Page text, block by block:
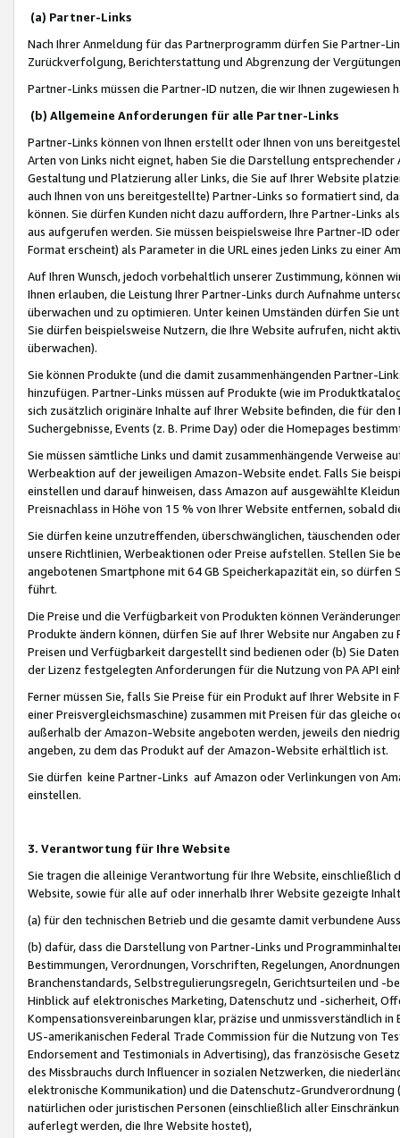
(a) Partner-Links
Nach Ihrer Anmeldung für das Partnerprogramm dürfen Sie Partner-
Zurückverfolgung, Berichterstattung und Abgrenzung der
Partner-Links müssen die Partner-ID nutzen, die wir Ihnen zugewiesen
(b) Allgemeine Anforderungen für alle Partner-Links
Partner-Links können von Ihnen erstellt oder Ihnen von uns
Arten von Links nicht eignet, haben Sie die Darstellung
Gestaltung und Platzierung aller Links, die Sie auf Ihrer Website
auch Ihnen von uns bereitgestellte) Partner-Links so formatiert sind,
können. Sie dürfen Kunden nicht dazu auffordern, Ihre Partner-Links
aus aufgerufen werden. Sie müssen beispielsweise Ihre Partner-ID
Format erscheint) als Parameter in die URL eines jeden Links zu einer
Auf Ihren Wunsch, jedoch vorbehaltlich unserer Zustimmung, können
Ihnen erlauben, die Leistung Ihrer Partner-Links durch Aufnahme
überwachen und zu optimieren. Unter keinen Umständen dürfen Sie
Sie dürfen beispielsweise Nutzern, die Ihre Website aufrufen, nicht
überwachen).
Sie können Produkte (und die damit zusammenhängenden Partner-
hinzufügen. Partner-Links müssen auf Produkte (wie im
sich zusätzlich originäre Inhalte auf Ihrer Website befinden, die für
Suchergebnisse, Events (z. B. Prime Day) oder die Homepages
Sie müssen sämtliche Links und damit zusammenhängende
Werbeaktion auf der jeweiligen Amazon-Website endet. Falls Sie
einstellen und darauf hinweisen, dass Amazon auf ausgewählte
Preisnachlass in Höhe von 15 % von Ihrer Website entfernen, sobald
Sie dürfen keine unzutreffenden, überschwänglichen, täuschenden
unsere Richtlinien, Werbeaktionen oder Preise aufstellen. Stellen Sie
angebotenen Smartphone mit 64 GB Speicherkapazität ein, so dürfen
führt.
Die Preise und die Verfügbarkeit von Produkten können
Produkte ändern können, dürfen Sie auf Ihrer Website nur Angaben
Preisen und Verfügbarkeit dargestellt sind bedienen oder (b) Sie
der Lizenz festgelegten Anforderungen für die Nutzung von PA API
Ferner müssen Sie, falls Sie Preise für ein Produkt auf Ihrer Website
einer Preisvergleichsmaschine) zusammen mit Preisen für das
außerhalb der Amazon-Website angeboten werden, jeweils den
angeben, zu dem das Produkt auf der Amazon-Website erhältlich ist.
Sie dürfen keine Partner-Links auf Amazon oder Verlinkungen von
einstellen.
3. Verantwortung für Ihre Website
Sie tragen die alleinige Verantwortung für Ihre Website,
Website, sowie für alle auf oder innerhalb Ihrer Website gezeigte
(a) für den technischen Betrieb und die gesamte damit verbundene
(b) dafür, dass die Darstellung von Partner-Links und
Bestimmungen, Verordnungen, Vorschriften, Regelungen,
Branchenstandards, Selbstregulierungsregeln, Gerichtsurteilen und -
Hinblick auf elektronisches Marketing, Datenschutz und -sicherheit,
Kompensationsvereinbarungen klar, präzise und unmissverständlich
US-amerikanischen Federal Trade Commission für die Nutzung von
Endorsement and Testimonials in Advertising), das französische
des Missbrauchs durch Influencer in sozialen Netzwerken, die
elektronische Kommunikation) und die Datenschutz-
natürlichen oder juristischen Personen (einschließlich aller
auferlegt werden, die Ihre Website hostet),